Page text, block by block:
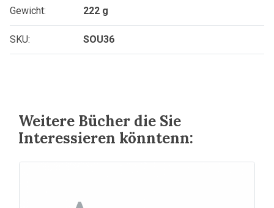
Gewicht: 222 g
SKU: SOU36
Weitere Bücher die Sie
Interessieren könntenn: